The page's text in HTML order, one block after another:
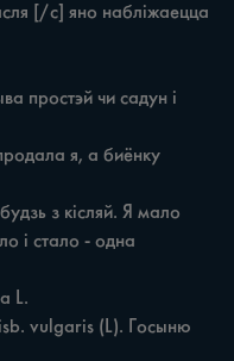
[/с] яно набліжаецца
i стало - одна